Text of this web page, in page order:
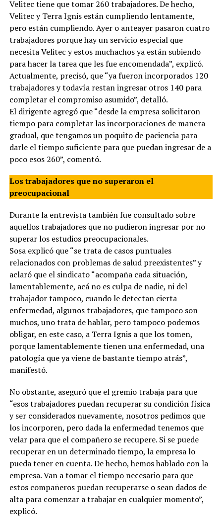
Velitec tiene que tomar 260 trabajadores. De hecho,
Velitec y Terra Ignis están cumpliendo lentamente,
pero están cumpliendo. Ayer o anteayer pasaron cuatro
trabajadores porque hay un servicio especial que
necesita Velitec y estos muchachos ya están subiendo
para hacer la tarea que les fue encomendada”, explicó.
Actualmente, precisó, que “ya fueron incorporados 120
trabajadores y todavía restan ingresar otros 140 para
completar el compromiso asumido”, detalló.
El dirigente agregó que “desde la empresa solicitaron
tiempo para completar las incorporaciones de manera
gradual, que tengamos un poquito de paciencia para
darle el tiempo suficiente para que puedan ingresar de a
poco esos 260”, comentó.
Los trabajadores que no superaron el
preocupacional
Durante la entrevista también fue consultado sobre
aquellos trabajadores que no pudieron ingresar por no
superar los estudios preocupacionales.
Sosa explicó que “se trata de casos puntuales
relacionados con problemas de salud preexistentes” y
aclaró que el sindicato “acompaña cada situación,
lamentablemente, acá no es culpa de nadie, ni del
trabajador tampoco, cuando le detectan cierta
enfermedad, algunos trabajadores, que tampoco son
muchos, uno trata de hablar, pero tampoco podemos
obligar, en este caso, a Terra Ignis a que los tomen,
porque lamentablemente tienen una enfermedad, una
patología que ya viene de bastante tiempo atrás”,
manifestó.
No obstante, aseguró que el gremio trabaja para que
“esos trabajadores puedan recuperar su condición física
y ser considerados nuevamente, nosotros pedimos que
los incorporen, pero dada la enfermedad tenemos que
velar para que el compañero se recupere. Si se puede
recuperar en un determinado tiempo, la empresa lo
pueda tener en cuenta. De hecho, hemos hablado con la
empresa. Van a tomar el tiempo necesario para que
estos compañeros puedan recuperarse o sean dados de
alta para comenzar a trabajar en cualquier momento”,
explicó.